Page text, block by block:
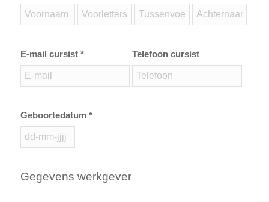
E-mail cursist * Telefoon cursist
Geboortedatum *
Gegevens werkgever